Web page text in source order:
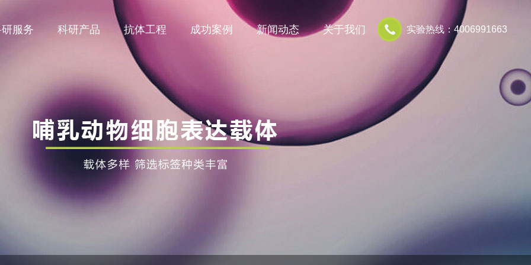
实验热线：4006991663
服务 科研产品 抗体工程 成功案例 新闻动态 关于我们